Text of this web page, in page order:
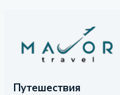
Путешествия